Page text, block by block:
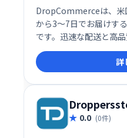
DropCommerceは、米
から3～7日でお届けす
です。迅速な配送と高
スをサポートします。
詳
0.0 (0件)